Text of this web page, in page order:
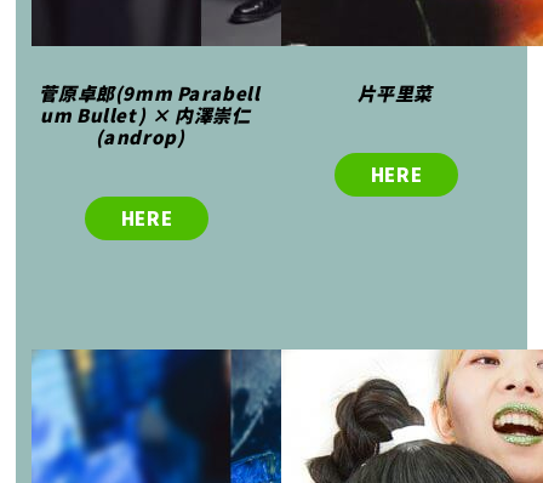
菅原卓郎(9mm Parabell
um Bullet) × 内澤崇仁
(androp)
HERE
片平里菜
HERE